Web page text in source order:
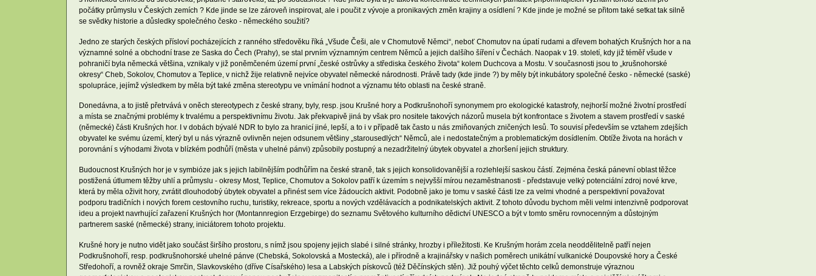
počátky průmyslu v Českých zemích ? Kde jinde se lze zároveň inspirovat, ale i poučit z vývoje a pronikavých změn krajiny a osídlení ? Kde jinde je možné se přitom také setkat tak silně
se svědky historie a důsledky společného česko - německého soužití?
Jedno ze starých českých přísloví pocházejících z ranného středověku říká „Všude Češi, ale v Chomutově Němci“, neboť Chomutov na úpatí rudami a dřevem bohatých Krušných hor a na
významné solné a obchodní trase ze Saska do Čech (Prahy), se stal prvním významným centrem Němců a jejich dalšího šíření v Čechách. Naopak v 19. století, kdy již téměř všude v
pohraničí byla německá většina, vznikaly v již poněmčeném území první „české ostrůvky a střediska českého života“ kolem Duchcova a Mostu. V současnosti jsou to „krušnohorské
okresy“ Cheb, Sokolov, Chomutov a Teplice, v nichž žije relativně nejvíce obyvatel německé národnosti. Právě tady (kde jinde ?) by měly být inkubátory společné česko - německé (saské)
spolupráce, jejímž výsledkem by měla být také změna stereotypu ve vnímání hodnot a významu této oblasti na české straně.
Donedávna, a to jistě přetrvává v oněch stereotypech z české strany, byly, resp. jsou Krušné hory a Podkrušnohoří synonymem pro ekologické katastrofy, nejhorší možné životní prostředí
a místa se značnými problémy k trvalému a perspektivnímu životu. Jak překvapivě jiná by však pro nositele takových názorů musela být konfrontace s životem a stavem prostředí v saské
(německé) části Krušných hor. I v dobách bývalé NDR to bylo za hranicí jiné, lepší, a to i v případě tak často u nás zmiňovaných zničených lesů. To souvisí především se vztahem zdejších
obyvatel ke svému území, který byl u nás výrazně ovlivněn nejen odsunem většiny „starousedlých“ Němců, ale i nedostatečným a problematickým dosídlením. Obtíže života na horách v
porovnání s výhodami života v blízkém podhůří (města v uhelné pánvi) způsobily postupný a nezadržitelný úbytek obyvatel a zhoršení jejich struktury.
Budoucnost Krušných hor je v symbióze jak s jejich labilnějším podhůřím na české straně, tak s jejich konsolidovanější a rozlehlejší saskou částí. Zejména česká pánevní oblast těžce
postižená útlumem těžby uhlí a průmyslu - okresy Most, Teplice, Chomutov a Sokolov patří k územím s nejvyšší mírou nezaměstnanosti - představuje velký potenciální zdroj nové krve,
která by měla oživit hory, zvrátit dlouhodobý úbytek obyvatel a přinést sem více žádoucích aktivit. Podobně jako je tomu v saské části lze za velmi vhodné a perspektivní považovat
podporu tradičních i nových forem cestovního ruchu, turistiky, rekreace, sportu a nových vzdělávacích a podnikatelských aktivit. Z tohoto důvodu bychom měli velmi intenzivně podporovat
ideu a projekt navrhující zařazení Krušných hor (Montannregion Erzgebirge) do seznamu Světového kulturního dědictví UNESCO a být v tomto směru rovnocenným a důstojným
partnerem saské (německé) strany, iniciátorem tohoto projektu.
Krušné hory je nutno vidět jako součást širšího prostoru, s nímž jsou spojeny jejich slabé i silné stránky, hrozby i příležitosti. Ke Krušným horám zcela neoddělitelně patří nejen
Podkrušnohoří, resp. podkrušnohorské uhelné pánve (Chebská, Sokolovská a Mostecká), ale i přírodně a krajinářsky v našich poměrech unikátní vulkanické Doupovské hory a České
Středohoří, a rovněž okraje Smrčin, Slavkovského (dříve Císařského) lesa a Labských pískovců (též Děčínských stěn). Již pouhý výčet těchto celků demonstruje výraznou